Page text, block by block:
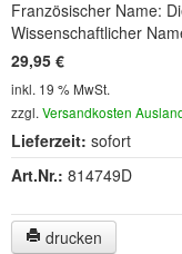
Engl./Franz.
Themensuche
Soundarchiv
Französischer Name:
Wissenschaftlicher
29,95 €
inkl. 19 % MwSt.
zzgl. Versandkosten
Lieferzeit: sofort
Art.Nr.: 814749D
drucken